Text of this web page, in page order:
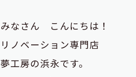
みなさん こんにちは！
リノベーション専門店
夢工房の浜永です。